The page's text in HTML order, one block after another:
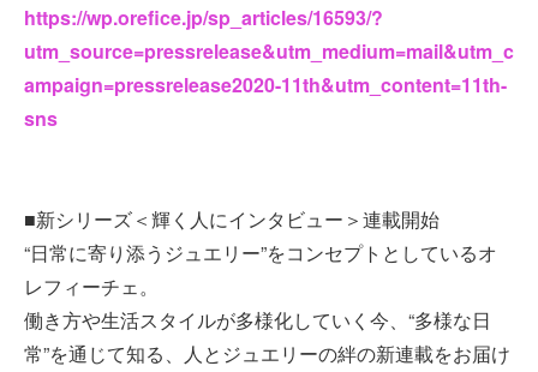
https://wp.orefice.jp/sp_articles/16593/?
utm_source=pressrelease&utm_medium=mail&utm_c
ampaign=pressrelease2020-11th&utm_content=11th-
sns
■新シリーズ＜輝く人にインタビュー＞連載開始
“日常に寄り添うジュエリー”をコンセプトとしているオ
レフィーチェ。
働き方や生活スタイルが多様化していく今、“多様な日
常”を通じて知る、人とジュエリーの絆の新連載をお届け